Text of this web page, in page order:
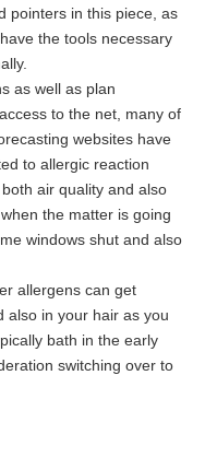
pointers in this piece, as
the tools necessary
as well as plan
to the net, many of
websites have
to allergic reaction
air quality and also
the matter is going
windows shut and also
allergens can get
also in your hair as you
bath in the early
switching over to